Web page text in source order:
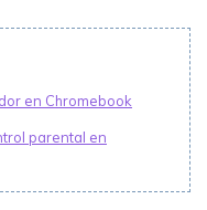
en Chromebook
parental en